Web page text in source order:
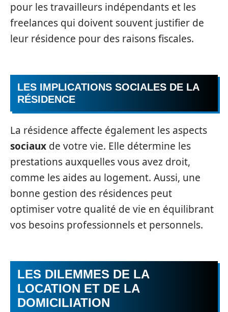
pour les travailleurs indépendants et les
freelances qui doivent souvent justifier de
leur résidence pour des raisons fiscales.
LES IMPLICATIONS SOCIALES DE LA
RÉSIDENCE
La résidence affecte également les aspects
sociaux de votre vie. Elle détermine les
prestations auxquelles vous avez droit,
comme les aides au logement. Aussi, une
bonne gestion des résidences peut
optimiser votre qualité de vie en équilibrant
vos besoins professionnels et personnels.
LES DILEMMES DE LA
LOCATION ET DE LA
DOMICILIATION